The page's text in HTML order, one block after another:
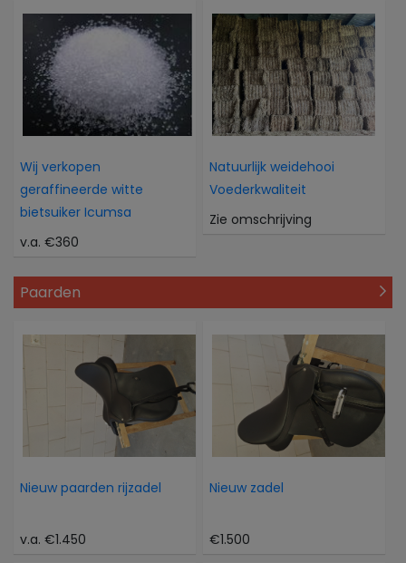
Wij verkopen
geraffineerde witte
bietsuiker Icumsa
v.a. €360
Natuurlijk weidehooi
Voederkwaliteit
Zie omschrijving
Paarden
Nieuw paarden rijzadel
v.a. €1.450
Nieuw zadel
€1.500